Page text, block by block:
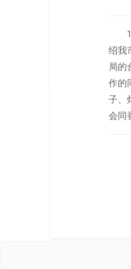
绍我
局的
作的
子、
会同